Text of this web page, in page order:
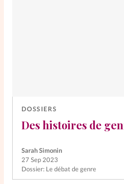
DOSSIERS
Des histoires de
Dossier: Le débat de genre
Sarah Simonin
27 Sep 2023